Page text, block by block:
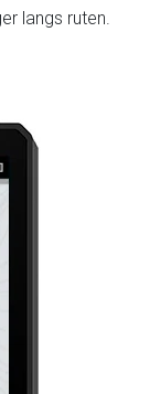
langs ruten.